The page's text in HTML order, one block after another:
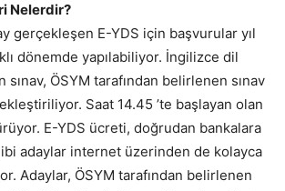
Nelerdir?
gerçekleşen E-YDS için başvurular yıl
dönemde yapılabiliyor. İngilizce dil
ÖSYM tarafından belirlenen sınav
Saat 14.45 ’te başlayan olan
E-YDS ücreti, doğrudan bankalara
adaylar internet üzerinden de kolayca
Adaylar, ÖSYM tarafından belirlenen